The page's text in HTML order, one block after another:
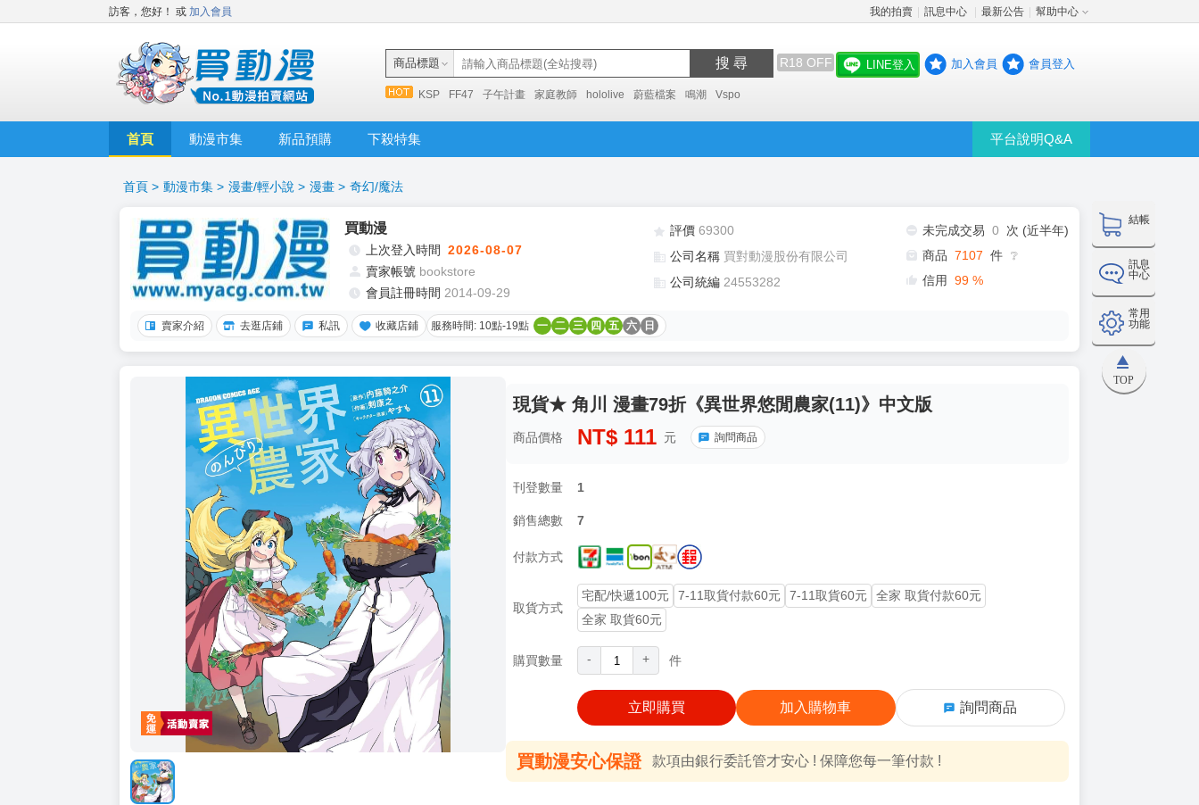
訪客，您好！ 或 加入會員 我的拍賣 訊息中心 最新公告 幫助中心
商品標題 搜 尋 R18 OFF
KSP FF47 子午計畫 家庭教師 hololive 蔚藍檔案 鳴潮 Vspo
LINE登入 加入會員 會員登入
首頁 動漫市集 新品預購 下殺特集 平台說明Q&A
結帳
訊息
中心
常用
功能
TOP
首頁 > 動漫市集 > 漫畫/輕小說 > 漫畫 > 奇幻/魔法
買動漫
上次登入時間 2026-08-07
賣家帳號 bookstore
會員註冊時間 2014-09-29
評價 69300
公司名稱 買對動漫股份有限公司
公司統編 24553282
未完成交易 0
次 (近半年)
商品 7107 件 ❔
信用 99 %
賣家介紹 去逛店鋪 私訊 收藏店鋪 服務時間: 10點-19點 一 二 三 四 五 六 日
現貨★ 角川 漫畫79折《異世界悠閒農家(11)》中文版
商品價格 NT$ 111 元 詢問商品
刊登數量 1
銷售總數 7
付款方式
取貨方式
宅配/快遞100元 7-11取貨付款60元 7-11取貨60元
全家 取貨付款60元
全家 取貨60元
購買數量 - + 件
立即購買 加入購物車 詢問商品
買動漫安心保證 款項由銀行委託管才安心 ! 保障您每一筆付款 !